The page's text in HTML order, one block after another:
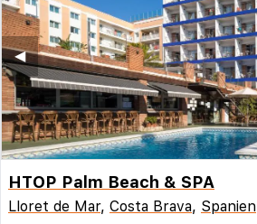
◀︎
HTOP Palm Beach & SPA
Lloret de Mar, Costa Brava, Spanien